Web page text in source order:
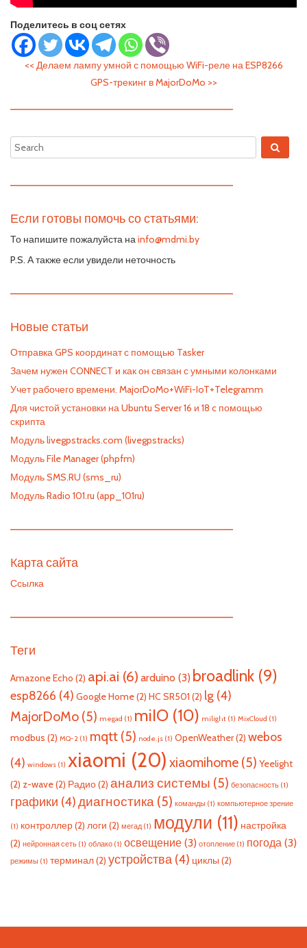
Поделитесь в соц сетях
<< Делаем лампу умной с помощью WiFi-реле на ESP8266
GPS-трекинг в MajorDoMo >>
—————————————————————————
—————————————————————————
Если готовы помочь со статьями:
То напишите пожалуйста наinfo@mdmi.by
P.S. А также если увидели неточность
—————————————————————————
Новые статьи
Отправка GPS координат с помощью Tasker
Зачем нужен CONNECT и как он связан с умными колонками
Учет рабочего времени. MajorDoMo+WiFi-IoT+Telegramm
Для чистой установки на Ubuntu Server 16 и 18 c помощью
скрипта
Модуль livegpstracks.com (livegpstracks)
Модуль File Manager (phpfm)
Модуль SMS.RU (sms_ru)
Модуль Radio 101.ru (app_101ru)
—————————————————————————
Карта сайта
Ссылка
—————————————————————————
Теги
Amazone Echo (2) api.ai (6) arduino (3) broadlink (9)
esp8266 (4) Google Home(2) HC SR501 (2) lg (4)
MajorDoMo (5) megad (1) miIO (10) milight (1) MixCloud (1)
modbus (2) MQ-2 (1) mqtt (5) node.js (1) OpenWeather(2) webos
(4) windows (1) xiaomi (20) xiaomihome (5) Yeelight
(2) z-wave(2) Радио(2) анализ системы (5) безопасность (1)
графики (4)диагностика (5) команды (1) компьютерное зрение
(1) контроллер(2) логи (2) мегад(1) модули (11) настройка
(2) нейронная сеть (1) облако (1) освещение (3) отопление (1) погода (3)
режимы (1) терминал(2) устройства (4) циклы (2)